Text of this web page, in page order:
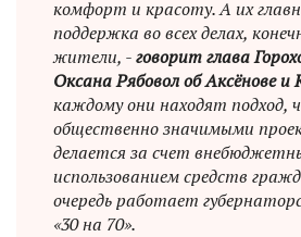
комфорт и красоту. А их
поддержка во всех делах,
жители, -говорит глава
Оксана Рябовол об Аксёнове и
каждому они находят подход,
общественно значимыми
делается за счет
использованием средств
очередь работает
«30 на 70».